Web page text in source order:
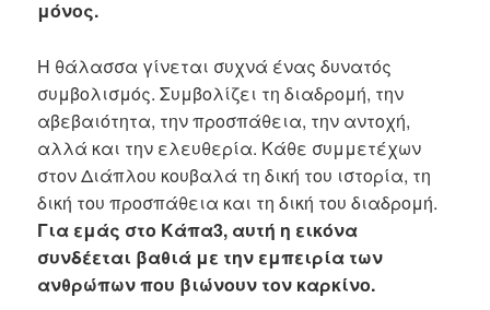
μόνος.
Η θάλασσα γίνεται συχνά ένας δυνατός
συμβολισμός. Συμβολίζει τη διαδρομή, την
αβεβαιότητα, την προσπάθεια, την αντοχή,
αλλά και την ελευθερία. Κάθε συμμετέχων
στον Διάπλου κουβαλά τη δική του ιστορία, τη
δική του προσπάθεια και τη δική του διαδρομή.
Για εμάς στο Κάπα3, αυτή η εικόνα
συνδέεται βαθιά με την εμπειρία των
ανθρώπων που βιώνουν τον καρκίνο.